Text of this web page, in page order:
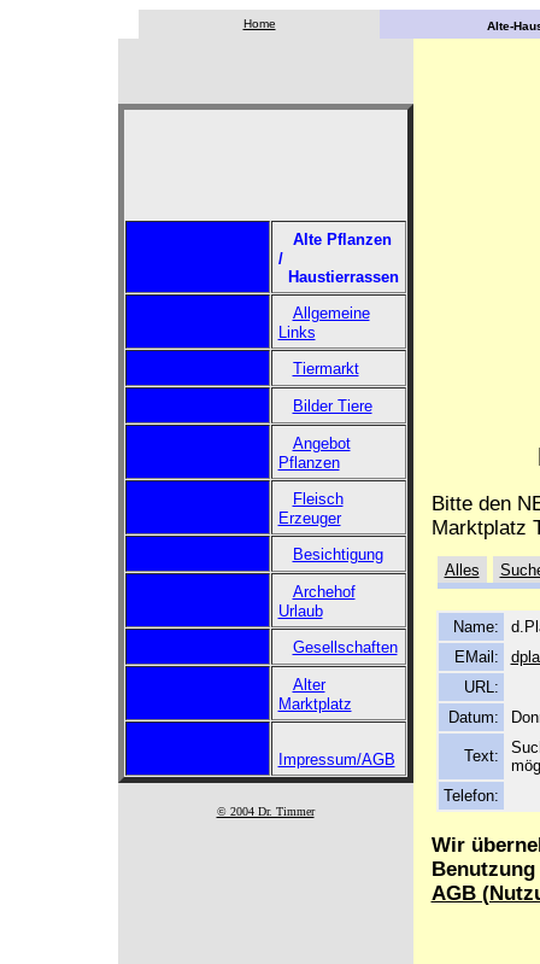
Home Alte-
Alte Pflanzen
/
Haustierrassen
Allgemeine
Links
Tiermarkt
Bilder Tiere
Angebot
Pflanzen
Fleisch
Erzeuger
Besichtigung
Archehof
Urlaub
Gesellschaften
Alter
Marktplatz
Impressum/AGB
© 2004 Dr. Timmer
Bitte den
Marktplatz
Alles
Name:
EMail:
URL:
Datum:
Text:
Telefon:
Wir
AGB